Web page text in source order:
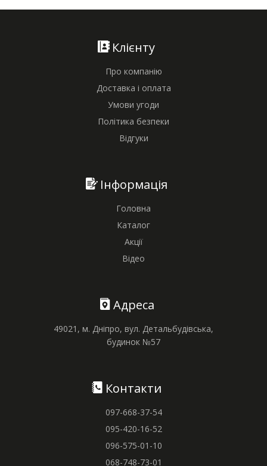
Клієнту
Про компанію
Доставка і оплата
Умови угоди
Політика безпеки
Відгуки
Інформація
Головна
Каталог
Акції
Відео
Адреса
49021, м. Дніпро, вул. Детальбудівська,
будинок №57
Контакти
097-668-37-54
095-420-16-52
096-575-01-10
068-748-73-01